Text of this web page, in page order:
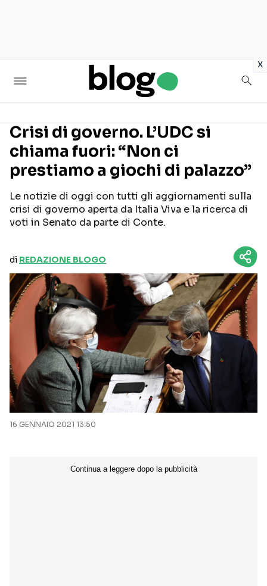
x
Seguici sui social
Crisi di governo. L’UDC si
chiama fuori: “Non ci
prestiamo a giochi di palazzo”
Le notizie di oggi con tutti gli aggiornamenti sulla
crisi di governo aperta da Italia Viva e la ricerca di
voti in Senato da parte di Conte.
di REDAZIONE BLOGO
16 GENNAIO 2021 13:50